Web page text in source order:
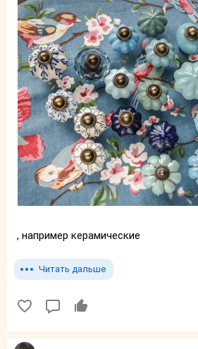
, например керамические
Читать дальше